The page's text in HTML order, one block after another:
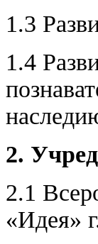
1.3
1.4
2.
2.1
«Идея»